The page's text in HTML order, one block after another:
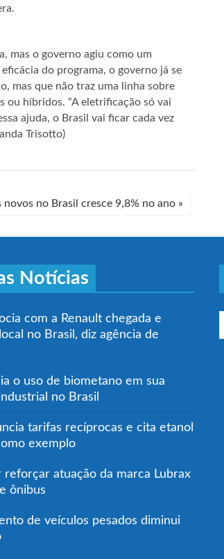
mas o governo agiu como um
do programa, o governo já se
mas que não traz uma linha sobre
ou híbridos. “A eletrificação só vai
ajuda, o Brasil vai ficar cada vez
Trisotto)
novos no Brasil cresce 9,8% no ano »
Notícias
com a Renault chegada e
no Brasil, diz agência de
o uso de biometano em sua
no Brasil
tarifas recíprocas e cita etanol
exemplo
reforçar atuação da marca Lubrax
ônibus
de veículos pesados diminui